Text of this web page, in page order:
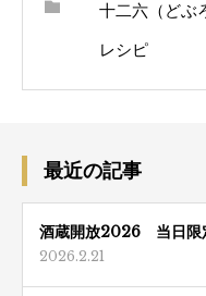
十二六（どぶ
レシピ
最近の記事
酒蔵開放2026 当日限
2026.2.21